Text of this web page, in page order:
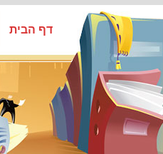
דף הבית